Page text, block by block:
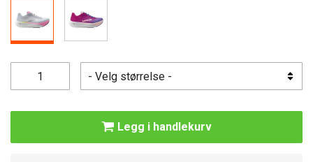
Legg i handlekurv